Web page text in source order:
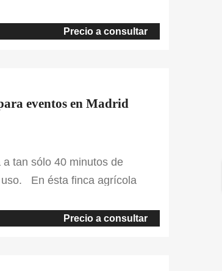
y jaguarzo en la parte de
Precio a consultar
eventos en Madrid
tan sólo 40 minutos de
uso. En ésta finca agrícola
grandes beneficios. Por otro
Precio a consultar